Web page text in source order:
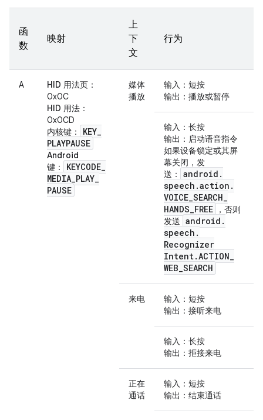
函
数
映射
上
下
文
行为
A HID 用法页 ：
0x0C
HID 用法 ：
0x0CD
内核键 ： KEY_
PLAYPAUSE
Android
键 ： KEYCODE_
MEDIA_PLAY_
PAUSE
媒体
播放
输入 ：短按
输出 ：播放或暂停
输入 ：长按
输出 ：启动语音指令
如果设备锁定或其屏
幕关闭， 发
送 ： android .
speech .action .
VOICE_SEARCH_
HANDS_FREE
，否则
发送 android .
speech .
Recognizer
Intent.ACTION_
WEB_SEARCH
来电 输入 ：短按
输出 ：接听来电
输入 ：长按
输出 ：拒接来电
正在
通话
输入 ：短按
输出 ：结束通话